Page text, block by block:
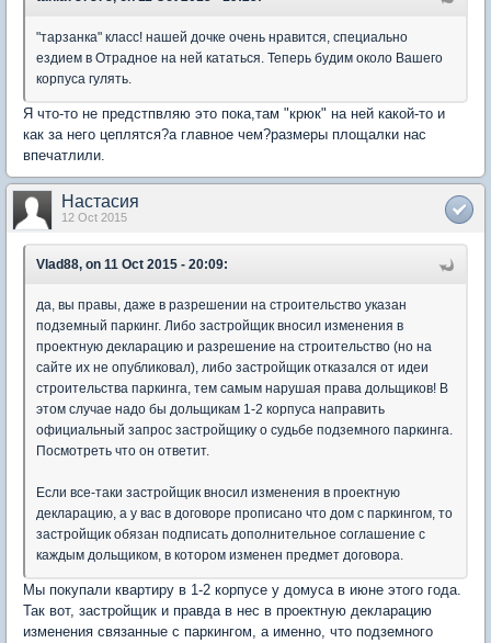
"тарзанка" класс! нашей дочке очень нравится, специально
ездием в Отрадное на ней кататься. Теперь будим около Вашего
корпуса гулять.
Я что-то не предстпвляю это пока,там "крюк" на ней какой-то и
как за него цеплятся?а главное чем?размеры площалки нас
впечатлили.
Настасия
12 Oct 2015
Vlad88, on 11 Oct 2015 - 20:09:
да, вы правы, даже в разрешении на строительство указан
подземный паркинг. Либо застройщик вносил изменения в
проектную декларацию и разрешение на строительство (но на
сайте их не опубликовал), либо застройщик отказался от идеи
строительства паркинга, тем самым нарушая права дольщиков! В
этом случае надо бы дольщикам 1-2 корпуса направить
официальный запрос застройщику о судьбе подземного паркинга.
Посмотреть что он ответит.
Если все-таки застройщик вносил изменения в проектную
декларацию, а у вас в договоре прописано что дом с паркингом, то
застройщик обязан подписать дополнительное соглашение с
каждым дольщиком, в котором изменен предмет договора.
Мы покупали квартиру в 1-2 корпусе у домуса в июне этого года.
Так вот, застройщик и правда в нес в проектную декларацию
изменения связанные с паркингом, а именно, что подземного